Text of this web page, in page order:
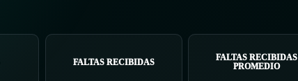
FALTAS RECIBIDAS
FALTAS RECIBIDAS
PROMEDIO